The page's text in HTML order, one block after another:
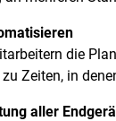
die
zu Zeiten, in
aller